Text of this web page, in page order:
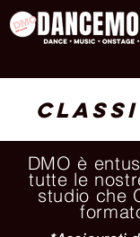
Classi
DMO è
tutte le
studio che